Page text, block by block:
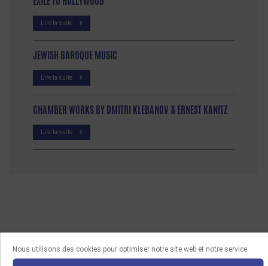
Nous utilisons des cookies pour optimiser notre site web et notre service.
Lire la suite
JEWISH BAROQUE MUSIC
Lire la suite
CHAMBER WORKS BY DMITRI KLEBANOV & ERNEST KANITZ
Lire la suite